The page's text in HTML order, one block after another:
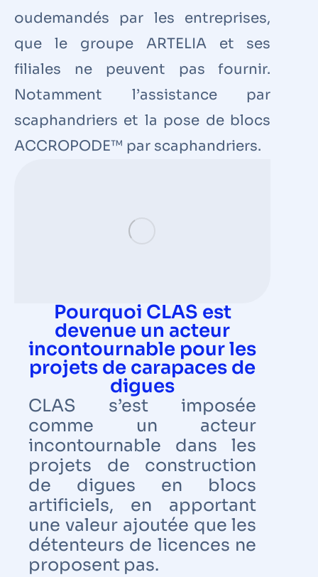
oudemandés par les entreprises,
que le groupe ARTELIA et ses
filiales ne peuvent pas fournir.
Notamment l’assistance par
scaphandriers et la pose de blocs
ACCROPODE™ par scaphandriers.
Pourquoi CLAS est
devenue un acteur
incontournable pour les
projets de carapaces de
digues
CLAS s’est imposée
comme un acteur
incontournable dans les
projets de construction
de digues en blocs
artificiels, en apportant
une valeur ajoutée que les
détenteurs de licences ne
proposent pas.